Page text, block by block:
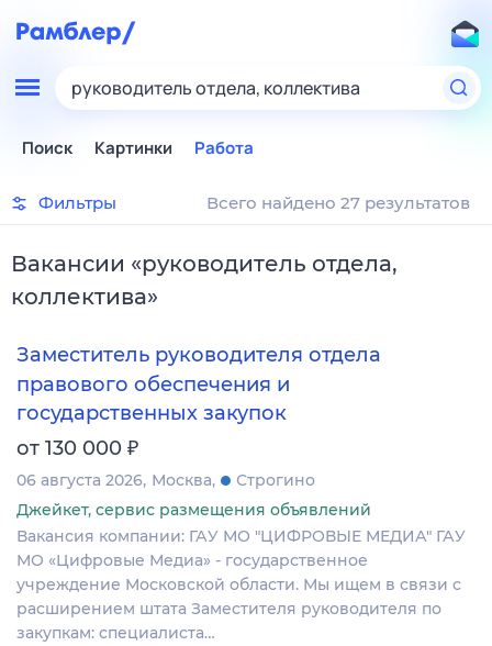
руководитель отдела, коллектива
Поиск Картинки Работа
Фильтры Всего найдено 27 результатов
Вакансии «руководитель отдела,
коллектива»
Заместитель руководителя отдела
правового обеспечения и
государственных закупок
от 130 000 ₽
06 августа 2026 Москва
Строгино
Джейкет, сервис размещения объявлений
Вакансия компании: ГАУ МО "ЦИФРОВЫЕ МЕДИА" ГАУ
МО «Цифровые Медиа» - государственное
учреждение Московской области. Мы ищем в связи с
расширением штата Заместителя руководителя по
закупкам: специалиста…